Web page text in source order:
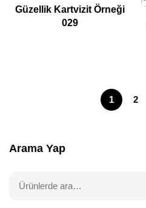
Güzellik Kartvizit Örneği
029
1 2
Arama Yap